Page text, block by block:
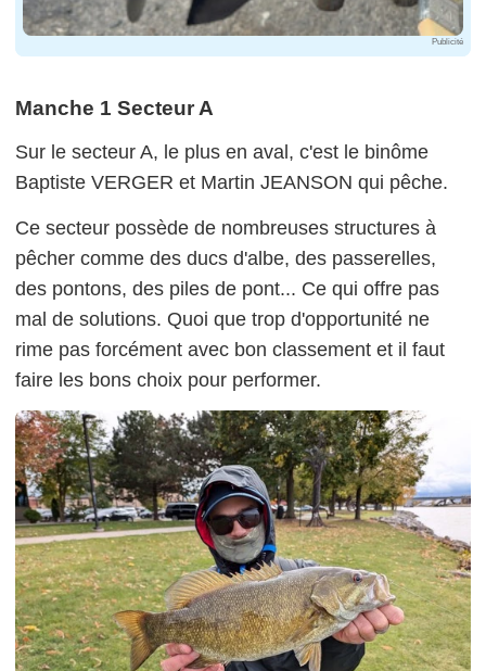
Publicité
Manche 1 Secteur A
Sur le secteur A, le plus en aval, c'est le binôme
Baptiste VERGER et Martin JEANSON qui pêche.
Ce secteur possède de nombreuses structures à
pêcher comme des ducs d'albe, des passerelles,
des pontons, des piles de pont... Ce qui offre pas
mal de solutions. Quoi que trop d'opportunité ne
rime pas forcément avec bon classement et il faut
faire les bons choix pour performer.